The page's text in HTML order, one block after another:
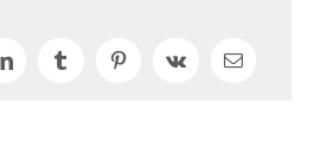
LinkedInTumblrPinterestVk Email